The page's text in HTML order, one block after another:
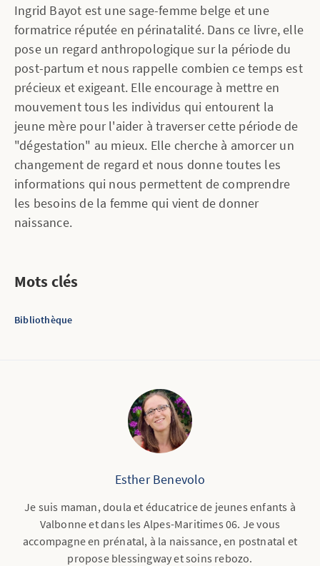
Ingrid Bayot est une sage-femme belge et une
formatrice réputée en périnatalité. Dans ce livre, elle
pose un regard anthropologique sur la période du
post-partum et nous rappelle combien ce temps est
précieux et exigeant. Elle encourage à mettre en
mouvement tous les individus qui entourent la
jeune mère pour l'aider à traverser cette période de
"dégestation" au mieux. Elle cherche à amorcer un
changement de regard et nous donne toutes les
informations qui nous permettent de comprendre
les besoins de la femme qui vient de donner
naissance.
Mots clés
Bibliothèque
Esther Benevolo
Je suis maman, doula et éducatrice de jeunes enfants à
Valbonne et dans les Alpes-Maritimes 06. Je vous
accompagne en prénatal, à la naissance, en postnatal et
propose blessingway et soins rebozo.